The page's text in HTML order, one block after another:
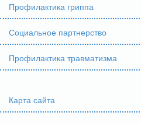
Профилактика гриппа
Социальное партнерство
Профилактика травматизма
Карта сайта